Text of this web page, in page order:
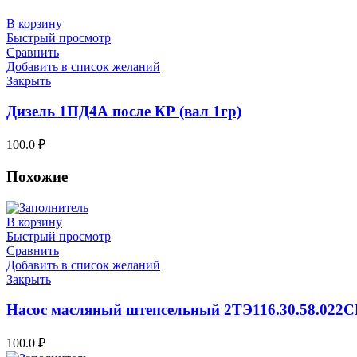
В корзину
Быстрый просмотр
Сравнить
Добавить в список желаний
Закрыть
Дизель 1ПД4А после КР (вал 1гр)
100.0 ₽
Похожие
В корзину
Быстрый просмотр
Сравнить
Добавить в список желаний
Закрыть
Насос масляный штепсельный
100.0 ₽